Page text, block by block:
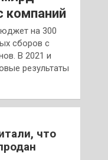
компаний
на 300
сборов с
В 2021 и
результаты
что